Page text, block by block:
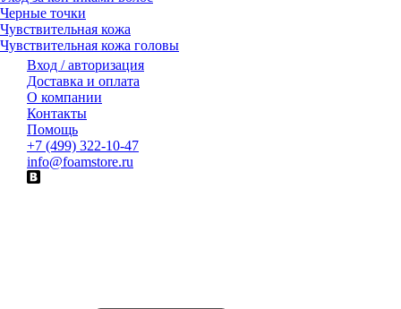
Черные точки
Чувствительная кожа
Чувствительная кожа головы
Вход / авторизация
Доставка и оплата
О компании
Контакты
Помощь
+7 (499) 322-10-47
info@foamstore.ru